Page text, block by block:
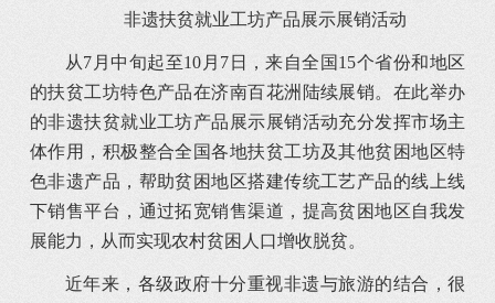
非遗扶贫就业工坊产品展示展销活动
从7月中旬起至10月7日，来自全国15个省份和地区
的扶贫工坊特色产品在济南百花洲陆续展销。在此举办
的非遗扶贫就业工坊产品展示展销活动充分发挥市场主
体作用，积极整合全国各地扶贫工坊及其他贫困地区特
色非遗产品，帮助贫困地区搭建传统工艺产品的线上线
下销售平台，通过拓宽销售渠道，提高贫困地区自我发
展能力，从而实现农村贫困人口增收脱贫。
近年来，各级政府十分重视非遗与旅游的结合，很